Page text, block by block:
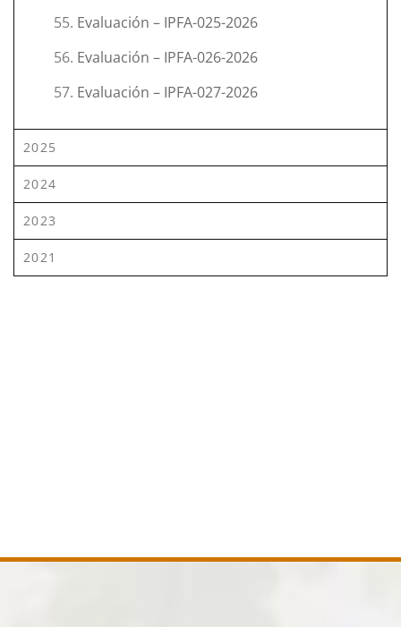
Evaluación – IPFA-025-2026
Evaluación – IPFA-026-2026
Evaluación – IPFA-027-2026
2025
2024
2023
2021